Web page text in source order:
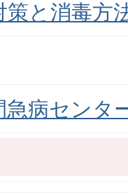
策と消毒方
急病センタ